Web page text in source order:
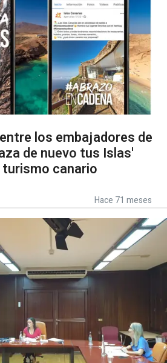
los embajadores de
de nuevo tus Islas'
canario
Hace 71 meses